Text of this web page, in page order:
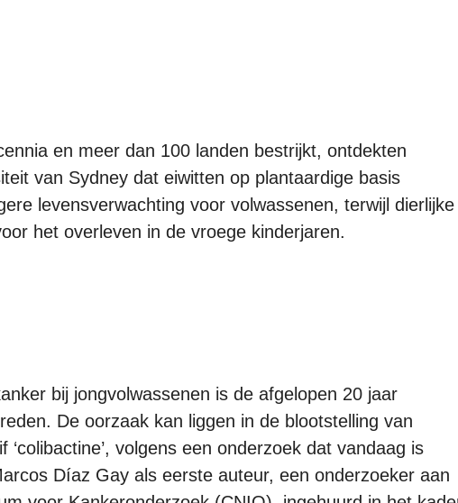
en meer dan 100 landen bestrijkt, ontdekten
van Sydney dat eiwitten op plantaardige basis
levensverwachting voor volwassenen, terwijl dierlijke
het overleven in de vroege kinderjaren.
bij jongvolwassenen is de afgelopen 20 jaar
De oorzaak kan liggen in de blootstelling van
volgens een onderzoek dat vandaag is
Díaz Gay als eerste auteur, een onderzoeker aan